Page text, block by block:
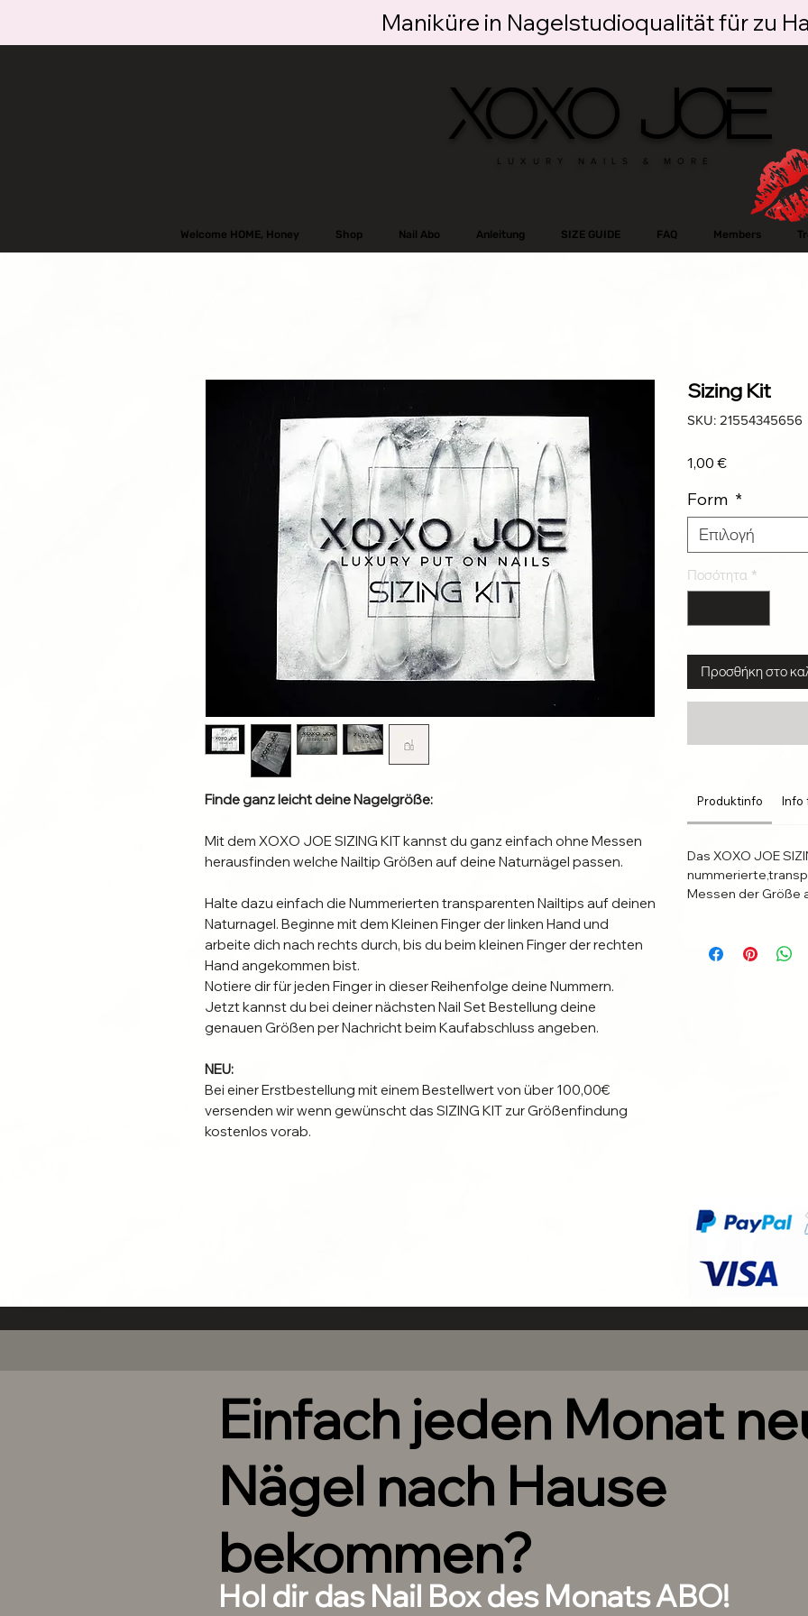
Maniküre in Nagelstudioqualität für zu
XOXO JOE
LUXURY NAILS & MORE
Welcome HOME, Honey Shop Nail Abo Anleitung SIZE GUIDE FAQ Members
Finde ganz leicht deine Nagelgröße:
Mit dem XOXO JOE SIZING KIT kannst du ganz einfach ohne Messen
herausfinden welche Nailtip Größen auf deine Naturnägel passen.
Halte dazu einfach die Nummerierten transparenten Nailtips auf deinen
Naturnagel. Beginne mit dem Kleinen Finger der linken Hand und
arbeite dich nach rechts durch, bis du beim kleinen Finger der rechten
Hand angekommen bist.
Notiere dir für jeden Finger in dieser Reihenfolge deine Nummern.
Jetzt kannst du bei deiner nächsten Nail Set Bestellung deine
genauen Größen per Nachricht beim Kaufabschluss angeben.
NEU:
Bei einer Erstbestellung mit einem Bestellwert von über 100,00€
versenden wir wenn gewünscht das SIZING KIT zur Größenfindung
kostenlos vorab.
Sizing Kit
SKU: 21554345656
1,00 €Τιμή
Form *
Επιλογή
Ποσότητα *
Προσθήκη στο
Produktinfo Info
Das XOXO JOE
Messen der Größe
Einfach jeden Monat
Nägel nach Hause
bekommen?
Hol dir das Nail Box des Monats ABO!